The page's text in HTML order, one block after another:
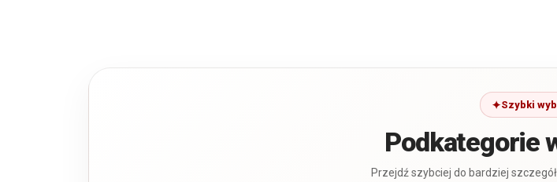
Szybki
Podkategorie
Przejdź szybciej do bardziej